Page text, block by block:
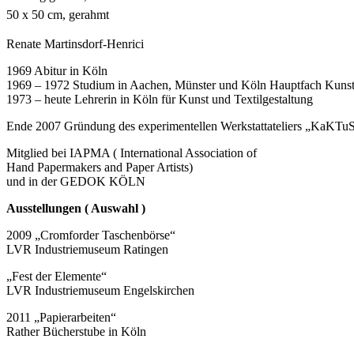
50 x 50 cm, gerahmt
Renate Martinsdorf-Henrici
1969 Abitur in Köln
1969 – 1972 Studium in Aachen, Münster und Köln Hauptfach Kunst
1973 – heute Lehrerin in Köln für Kunst und Textilgestaltung
Ende 2007 Gründung des experimentellen Werkstattateliers
Mitglied bei IAPMA ( International Association of
Hand Papermakers and Paper Artists)
und in der GEDOK KÖLN
Ausstellungen ( Auswahl )
2009 „Cromforder Taschenbörse“
LVR Industriemuseum Ratingen
„Fest der Elemente“
LVR Industriemuseum Engelskirchen
2011 „Papierarbeiten“
Rather Bücherstube in Köln